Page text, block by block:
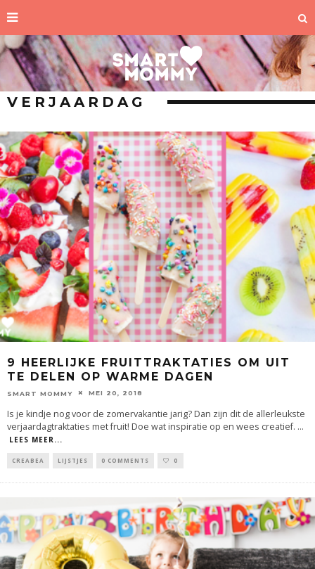
VERJAARDAG
9 HEERLIJKE FRUITTRAKTATIES OM UIT
TE DELEN OP WARME DAGEN
SMART MOMMY MEI 20, 2018
Is je kindje nog voor de zomervakantie jarig? Dan zijn dit de allerleukste
verjaardagtraktaties met fruit! Doe wat inspiratie op en wees creatief. ...
LEES MEER...
CREABEA LIJSTJES 0 COMMENTS 0